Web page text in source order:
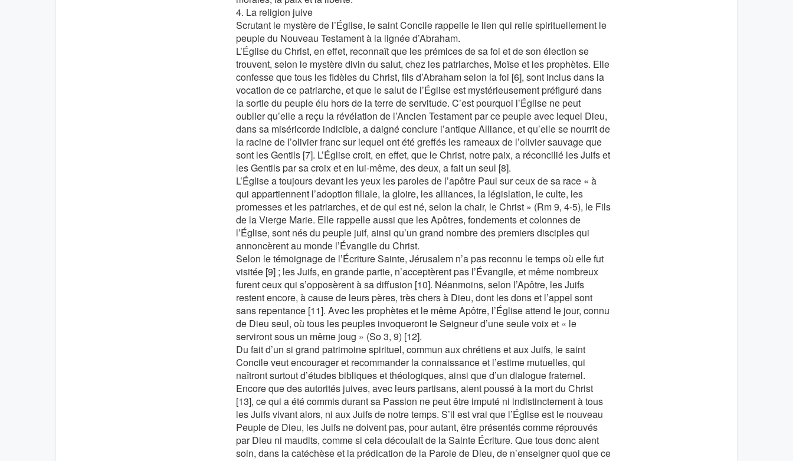
4. La religion juive
Scrutant le mystère de l’Église, le saint Concile rappelle le lien qui relie spirituellement le
peuple du Nouveau Testament à la lignée d’Abraham.
L’Église du Christ, en effet, reconnaît que les prémices de sa foi et de son élection se
trouvent, selon le mystère divin du salut, chez les patriarches, Moïse et les prophètes. Elle
confesse que tous les fidèles du Christ, fils d’Abraham selon la foi [6], sont inclus dans la
vocation de ce patriarche, et que le salut de l’Église est mystérieusement préfiguré dans
la sortie du peuple élu hors de la terre de servitude. C’est pourquoi l’Église ne peut
oublier qu’elle a reçu la révélation de l’Ancien Testament par ce peuple avec lequel Dieu,
dans sa miséricorde indicible, a daigné conclure l’antique Alliance, et qu’elle se nourrit de
la racine de l’olivier franc sur lequel ont été greffés les rameaux de l’olivier sauvage que
sont les Gentils [7]. L’Église croit, en effet, que le Christ, notre paix, a réconcilié les Juifs et
les Gentils par sa croix et en lui-même, des deux, a fait un seul [8].
L’Église a toujours devant les yeux les paroles de l’apôtre Paul sur ceux de sa race « à
qui appartiennent l’adoption filiale, la gloire, les alliances, la législation, le culte, les
promesses et les patriarches, et de qui est né, selon la chair, le Christ » (Rm 9, 4-5), le Fils
de la Vierge Marie. Elle rappelle aussi que les Apôtres, fondements et colonnes de
l’Église, sont nés du peuple juif, ainsi qu’un grand nombre des premiers disciples qui
annoncèrent au monde l’Évangile du Christ.
Selon le témoignage de l’Écriture Sainte, Jérusalem n’a pas reconnu le temps où elle fut
visitée [9] ; les Juifs, en grande partie, n’acceptèrent pas l’Évangile, et même nombreux
furent ceux qui s’opposèrent à sa diffusion [10]. Néanmoins, selon l’Apôtre, les Juifs
restent encore, à cause de leurs pères, très chers à Dieu, dont les dons et l’appel sont
sans repentance [11]. Avec les prophètes et le même Apôtre, l’Église attend le jour, connu
de Dieu seul, où tous les peuples invoqueront le Seigneur d’une seule voix et « le
serviront sous un même joug » (So 3, 9) [12].
Du fait d’un si grand patrimoine spirituel, commun aux chrétiens et aux Juifs, le saint
Concile veut encourager et recommander la connaissance et l’estime mutuelles, qui
naîtront surtout d’études bibliques et théologiques, ainsi que d’un dialogue fraternel.
Encore que des autorités juives, avec leurs partisans, aient poussé à la mort du Christ
[13], ce qui a été commis durant sa Passion ne peut être imputé ni indistinctement à tous
les Juifs vivant alors, ni aux Juifs de notre temps. S’il est vrai que l’Église est le nouveau
Peuple de Dieu, les Juifs ne doivent pas, pour autant, être présentés comme réprouvés
par Dieu ni maudits, comme si cela découlait de la Sainte Écriture. Que tous donc aient
soin, dans la catéchèse et la prédication de la Parole de Dieu, de n’enseigner quoi que ce